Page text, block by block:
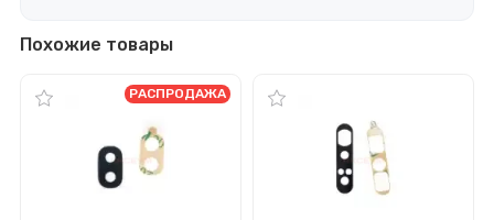
Похожие товары
РАСПРОДАЖА